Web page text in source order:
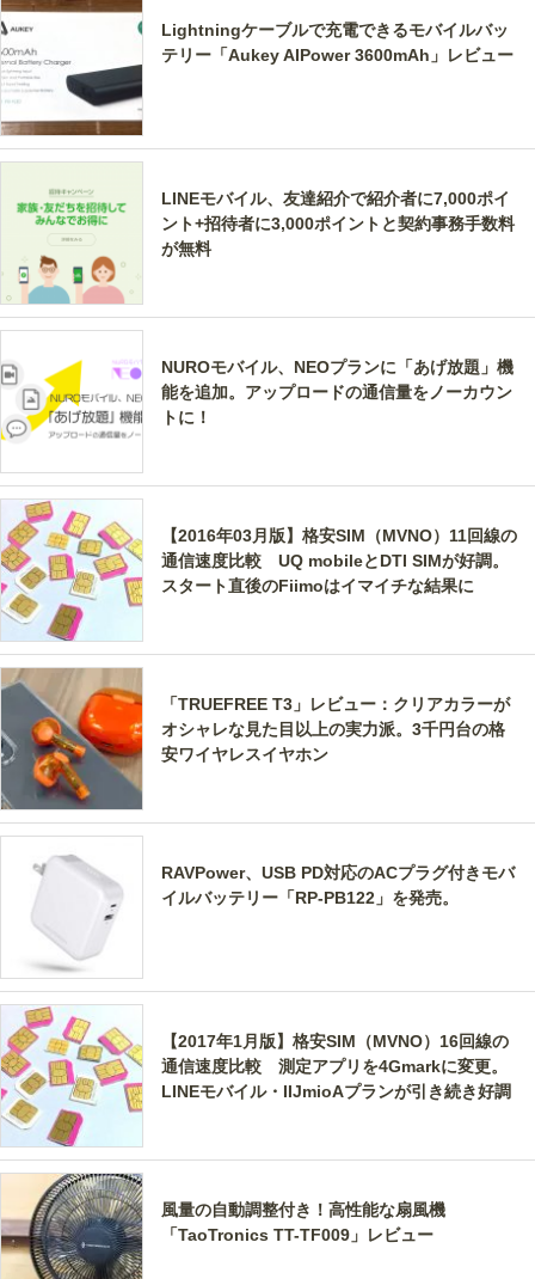
Lightningケーブルで充電できるモバイルバッ
テリー「Aukey AIPower 3600mAh」レビュー
LINEモバイル、友達紹介で紹介者に7,000ポイ
ント+招待者に3,000ポイントと契約事務手数料
が無料
NUROモバイル、NEOプランに「あげ放題」機
能を追加。アップロードの通信量をノーカウン
トに！
【2016年03月版】格安SIM（MVNO）11回線の
通信速度比較 UQ mobileとDTI SIMが好調。
スタート直後のFiimoはイマイチな結果に
「TRUEFREE T3」レビュー：クリアカラーが
オシャレな見た目以上の実力派。3千円台の格
安ワイヤレスイヤホン
RAVPower、USB PD対応のACプラグ付きモバ
イルバッテリー「RP-PB122」を発売。
【2017年1月版】格安SIM（MVNO）16回線の
通信速度比較 測定アプリを4Gmarkに変更。
LINEモバイル・IIJmioAプランが引き続き好調
風量の自動調整付き！高性能な扇風機
「TaoTronics TT-TF009」レビュー